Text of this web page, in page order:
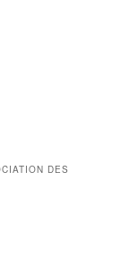
DES